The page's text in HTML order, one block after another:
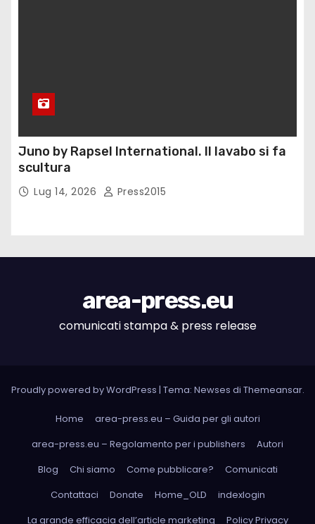
Juno by Rapsel International. Il lavabo si fa
scultura
Lug 14, 2026 Press2015
area-press.eu
comunicati stampa & press release
Proudly powered by WordPress | Tema: Newses di Themeansar.
Home
area-press.eu – Guida per gli autori
area-press.eu – Regolamento per i publishers
Autori
Blog
Chi siamo Come pubblicare?
Comunicati
Contattaci
Donate Home_OLD
indexlogin
La grande efficacia dell’article marketing
Policy Privacy